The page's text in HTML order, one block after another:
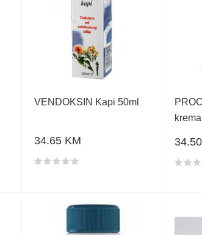
VENDOKSIN Kapi 50ml
34.65 KM